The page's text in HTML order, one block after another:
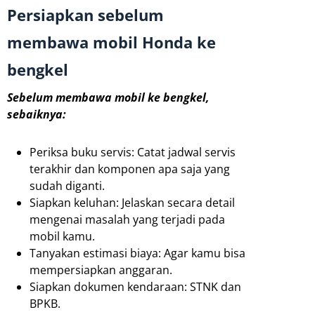
Persiapkan sebelum
membawa mobil Honda ke
bengkel
Sebelum membawa mobil ke bengkel,
sebaiknya:
Periksa buku servis: Catat jadwal servis
terakhir dan komponen apa saja yang
sudah diganti.
Siapkan keluhan: Jelaskan secara detail
mengenai masalah yang terjadi pada
mobil kamu.
Tanyakan estimasi biaya: Agar kamu bisa
mempersiapkan anggaran.
Siapkan dokumen kendaraan: STNK dan
BPKB.